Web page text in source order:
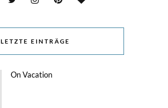
LETZTE EINTRÄGE
On Vacation